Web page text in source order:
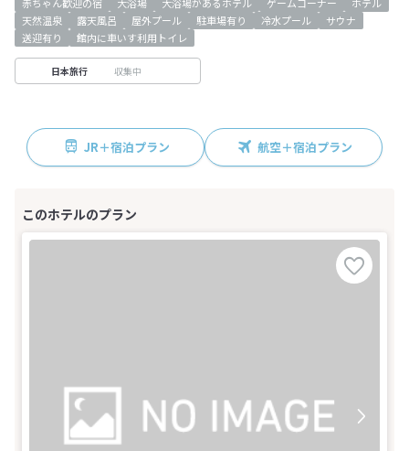
天然温泉
露天風呂 屋外プール 駐車場有り 冷水プール
サウナ
送迎有り
館内に車いす利用トイレ
日本旅行 収集中
JR＋宿泊プラン 航空＋宿泊プラン